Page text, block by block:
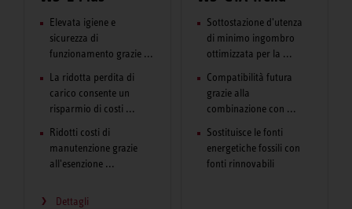
Elevata igiene e
sicurezza di
funzionamento grazie ...
La ridotta perdita di
carico consente un
risparmio di costi ...
Ridotti costi di
manutenzione grazie
all'esenzione ...
Dettagli
Sottostazione d'utenza
di minimo ingombro
ottimizzata per la ...
Compatibilità futura
grazie alla
combinazione con ...
Sostituisce le fonti
energetiche fossili con
fonti rinnovabili